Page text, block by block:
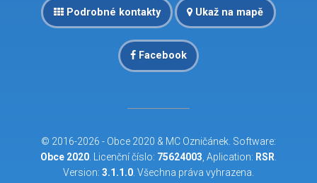
Podrobné kontakty Ukaž na mapě
Facebook
© 2016-2026 - Obce 2020 & MC Ozničánek . Software:
Obce 2020 . Licenční číslo: 75624003 , Aplication: RSR
Version: 3.1.1.0 . Všechna práva vyhrazena.